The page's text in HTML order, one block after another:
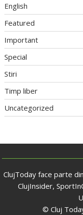
English
Featured
Important
Special
Stiri
Timp liber
Uncategorized
ClujToday face parte
ClujInsider,
© Cluj